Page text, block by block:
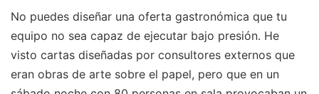
No puedes diseñar una oferta gastronómica que tu
equipo no sea capaz de ejecutar bajo presión. He
visto cartas diseñadas por consultores externos que
eran obras de arte sobre el papel, pero que en un